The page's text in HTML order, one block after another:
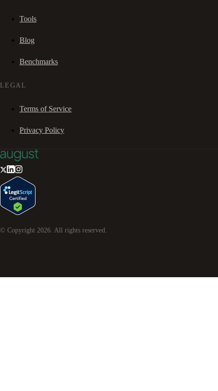
Tools
Blog
Benchmarks
LEGAL
Terms of Service
Privacy Policy
© Copyright 2026 . All rights reserved.